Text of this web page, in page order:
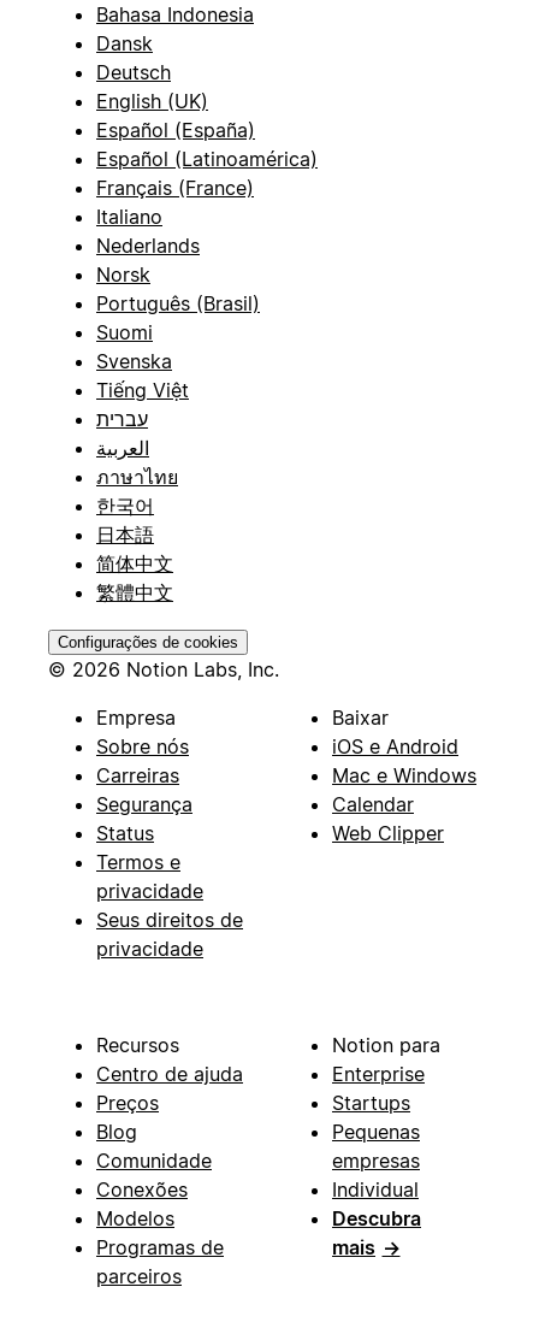
Bahasa Indonesia
Dansk
Deutsch
English (UK)
Español (España)
Español (Latinoamérica)
Français (France)
Italiano
Nederlands
Norsk
Português (Brasil)
Suomi
Svenska
Tiếng Việt
עברית
العربية
ภาษาไทย
한국어
日本語
简体中文
繁體中文
Configurações de cookies
© 2026 Notion Labs, Inc.
Empresa
Sobre nós
Carreiras
Segurança
Status
Termos e
privacidade
Seus direitos de
privacidade
Baixar
iOS e Android
Mac e Windows
Calendar
Web Clipper
Recursos
Centro de ajuda
Preços
Blog
Comunidade
Conexões
Modelos
Programas de
parceiros
Notion para
Enterprise
Startups
Pequenas
empresas
Individual
Descubra
mais →